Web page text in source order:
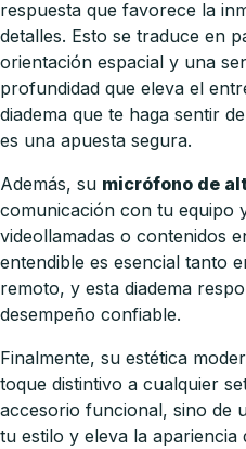
respuesta que favorece la
detalles. Esto se traduce en
orientación espacial y una
profundidad que eleva el
diadema que te haga sentir
es una apuesta segura.
Además, su micrófono de
comunicación con tu equipo
videollamadas o contenidos
entendible es esencial tanto
remoto, y esta diadema
desempeño confiable.
Finalmente, su estética
toque distintivo a cualquier
accesorio funcional, sino de
tu estilo y eleva la apariencia